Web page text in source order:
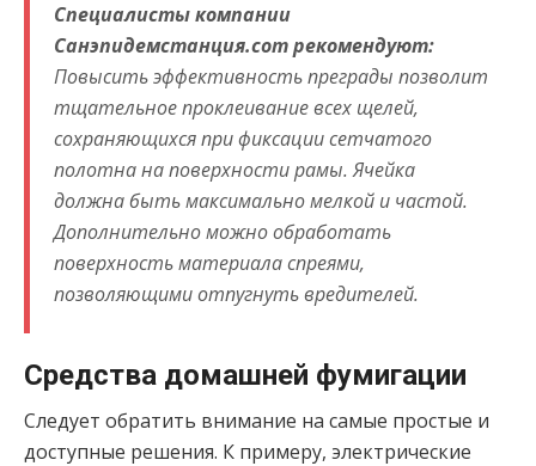
Специалисты компании
Санэпидемстанция.com рекомендуют:
Повысить эффективность преграды позволит
тщательное проклеивание всех щелей,
сохраняющихся при фиксации сетчатого
полотна на поверхности рамы. Ячейка
должна быть максимально мелкой и частой.
Дополнительно можно обработать
поверхность материала спреями,
позволяющими отпугнуть вредителей.
Средства домашней фумигации
Следует обратить внимание на самые простые и
доступные решения. К примеру, электрические